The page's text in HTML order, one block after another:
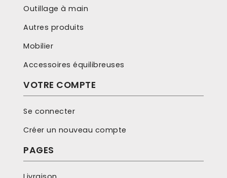
Outillage à main
Autres produits
Mobilier
Accessoires équilibreuses
VOTRE COMPTE
Se connecter
Créer un nouveau compte
PAGES